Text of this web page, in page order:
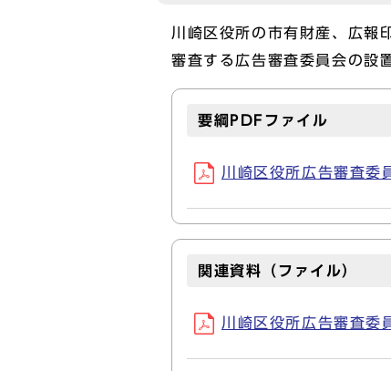
川崎区役所の市有財産、広報
審査する広告審査委員会の設
要綱PDFファイル
川崎区役所広告審査
関連資料（ファイル）
川崎区役所広告審査